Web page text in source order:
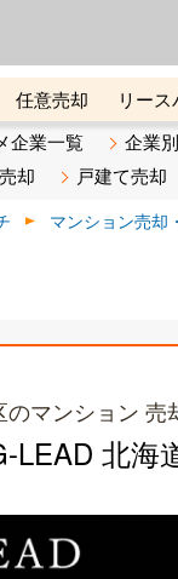
任意売却 リース
カンパニー オン
企業一覧 企業
却 戸建て売却
マンション売却
マンション 売
LEAD 北海